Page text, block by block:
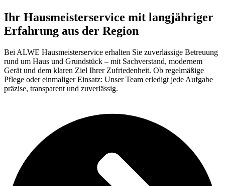
Ihr Hausmeisterservice mit langjähriger
Erfahrung aus der Region
Bei ALWE Hausmeisterservice erhalten Sie zuverlässige Betreuung
rund um Haus und Grundstück – mit Sachverstand, modernem
Gerät und dem klaren Ziel Ihrer Zufriedenheit. Ob regelmäßige
Pflege oder einmaliger Einsatz: Unser Team erledigt jede Aufgabe
präzise, transparent und zuverlässig.